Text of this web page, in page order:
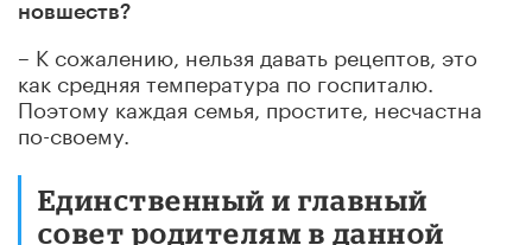
новшеств?
– К сожалению, нельзя давать рецептов, это
как средняя температура по госпиталю.
Поэтому каждая семья, простите, несчастна
по-своему.
Единственный и главный
совет родителям в данной